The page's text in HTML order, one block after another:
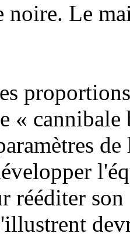
noire. Le
«
rééditer